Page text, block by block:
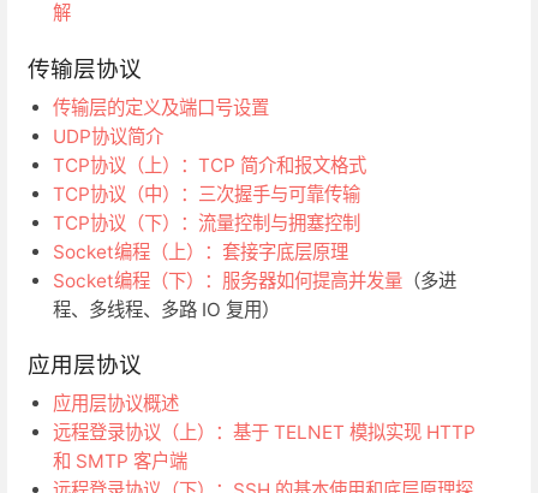
解
传输层协议
传输层的定义及端口号设置
UDP协议简介
TCP协议（上）：TCP 简介和报文格式
TCP协议（中）：三次握手与可靠传输
TCP协议（下）：流量控制与拥塞控制
Socket编程（上）：套接字底层原理
Socket编程（下）：服务器如何提高并发量（多进
程、多线程、多路 IO 复用）
应用层协议
应用层协议概述
远程登录协议（上）：基于 TELNET 模拟实现 HTTP
和 SMTP 客户端